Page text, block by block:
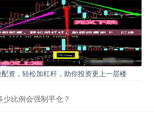
资，轻松加杠杆，助你投资更上一层楼
比例会强制平仓？